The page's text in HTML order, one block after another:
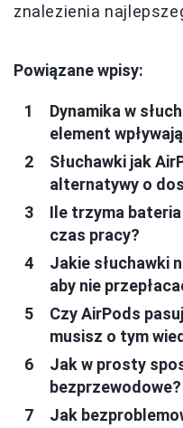
znalezienia
Powiązane wpisy:
Dynamika w
element
Słuchawki jak
alternatywy o
Ile trzyma bateria
czas pracy?
Jakie słuchawki
aby nie
Czy AirPods
musisz o tym
Jak w prosty
bezprzewodowe?
Jak